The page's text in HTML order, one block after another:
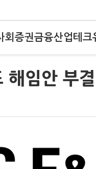
회 증권금융산업테크
해임안 부결